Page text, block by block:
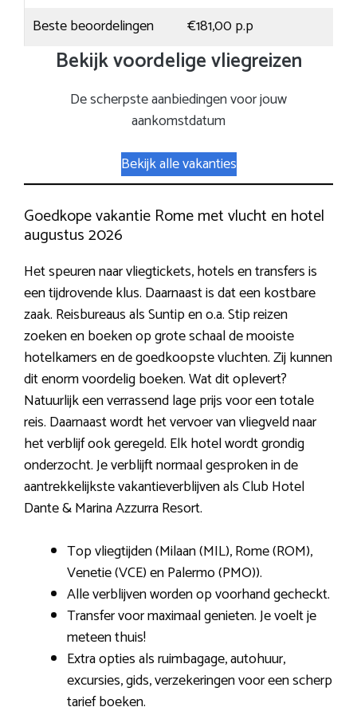
Beste beoordelingen
€181,00 p.p
Bekijk voordelige vliegreizen
De scherpste aanbiedingen voor jouw
aankomstdatum
Bekijk alle vakanties
Goedkope vakantie Rome met vlucht en hotel
augustus 2026
Het speuren naar vliegtickets, hotels en transfers is
een tijdrovende klus. Daarnaast is dat een kostbare
zaak. Reisbureaus als Suntip en o.a. Stip reizen
zoeken en boeken op grote schaal de mooiste
hotelkamers en de goedkoopste vluchten. Zij kunnen
dit enorm voordelig boeken. Wat dit oplevert?
Natuurlijk een verrassend lage prijs voor een totale
reis. Daarnaast wordt het vervoer van vliegveld naar
het verblijf ook geregeld. Elk hotel wordt grondig
onderzocht. Je verblijft normaal gesproken in de
aantrekkelijkste vakantieverblijven als Club Hotel
Dante & Marina Azzurra Resort.
Top vliegtijden (Milaan (MIL), Rome (ROM),
Venetie (VCE) en Palermo (PMO)).
Alle verblijven worden op voorhand gecheckt.
Transfer voor maximaal genieten. Je voelt je
meteen thuis!
Extra opties als ruimbagage, autohuur,
excursies, gids, verzekeringen voor een scherp
tarief boeken.